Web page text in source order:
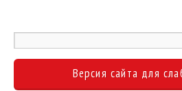
Версия сайта для